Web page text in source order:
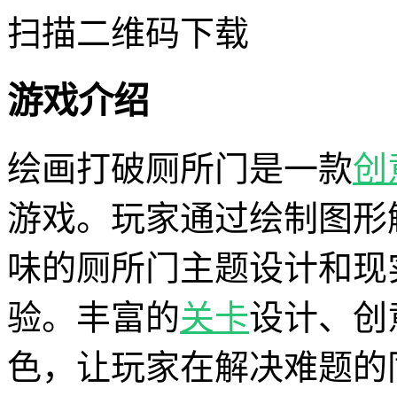
扫描二维码下载
游戏介绍
绘画打破厕所门是一款创
游戏。玩家通过绘制图
味的厕所门主题设计和现
验。丰富的关卡设计、
色，让玩家在解决难题